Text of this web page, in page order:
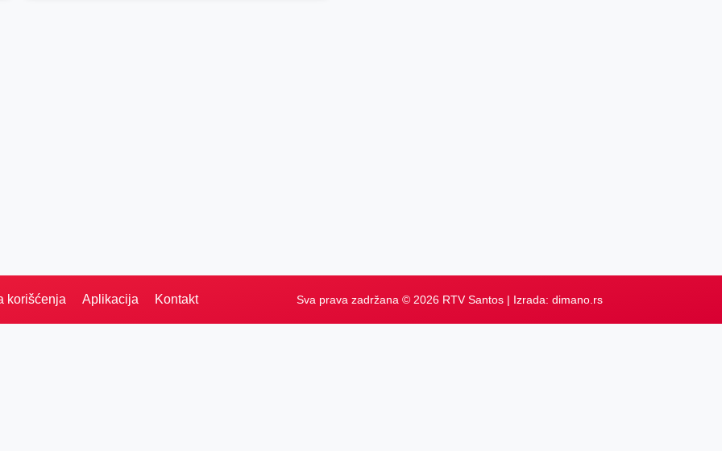
korišćenja Aplikacija Kontakt Sva prava zadržana © 2026 RTV Santos | Izrada: dimano.rs